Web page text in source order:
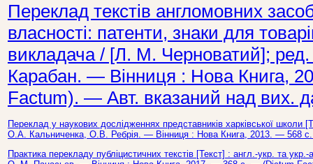
Переклад текстів англомовних
власності: патенти, знаки для
викладача / [Л. М. Черноватий];
Карабан. — Вінниця : Нова Книга,
Factum). — Авт. вказаний над вих.
Переклад у наукових дослідженнях представників харківської
О.А. Кальниченка, О.В. Ребрія. — Вінниця : Нова Книга, 2013. — 568
Практика перекладу публіцистичних текстів [Текст] : англ.-укр. та